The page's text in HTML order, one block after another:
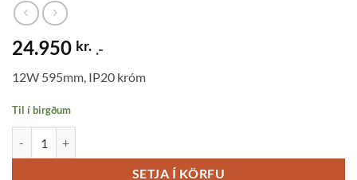
24.950 kr. .-
12W 595mm, IP20 króm
Til í birgðum
SETJA Í KÖRFU